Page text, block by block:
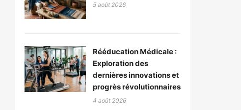
5 août 2026
Rééducation Médicale :
Exploration des
dernières innovations et
progrès révolutionnaires
4 août 2026